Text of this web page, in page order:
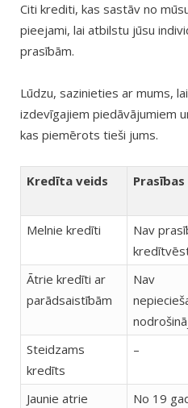
Citi krediti, kas sastāv no
pieejami, lai atbilstu jūsu
prasībām.
Lūdzu, sazinieties ar mums,
izdevīgajiem piedāvājumiem
kas piemērots tieši jums.
Kredīta veids Prasības
Melnie kredīti
Nav
Ātrie kredīti ar
parādsaistībām
Nav
Steidzams
kredīts
–
Jaunie atrie
No 19